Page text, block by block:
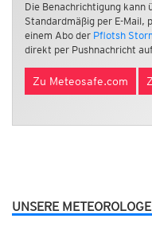
Die Benachrichtigung kann
Standardmäßig per E-Mail,
einem Abo der Pflotsh
direkt per Pushnachricht
Zu Meteosafe.com
UNSERE